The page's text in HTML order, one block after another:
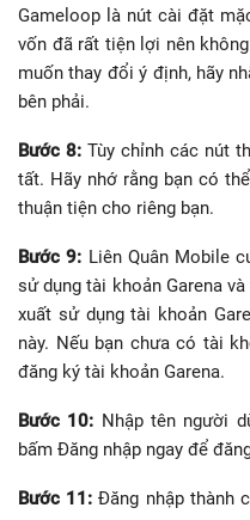
Gameloop là nút cài đặt
vốn đã rất tiện lợi nên
muốn thay đổi ý định, hãy
bên phải.
Bước 8: Tùy chỉnh các nút
tất. Hãy nhớ rằng bạn có
thuận tiện cho riêng bạn.
Bước 9: Liên Quân Mobile
sử dụng tài khoản Garena
xuất sử dụng tài khoản
này. Nếu bạn chưa có tài
đăng ký tài khoản Garena.
Bước 10: Nhập tên người
bấm Đăng nhập ngay để
Bước 11: Đăng nhập thành